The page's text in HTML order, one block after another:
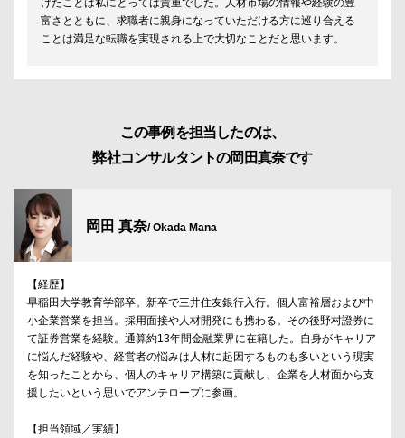
けたことは私にとっては貴重でした。人材市場の情報や経験の豊
富さとともに、求職者に親身になっていただける方に巡り合える
ことは満足な転職を実現される上で大切なことだと思います。
この事例を担当したのは、
弊社コンサルタントの岡田真奈です
岡田 真奈/ Okada Mana
【経歴】
早稲田大学教育学部卒。新卒で三井住友銀行入行。個人富裕層および中
小企業営業を担当。採用面接や人材開発にも携わる。その後野村證券に
て証券営業を経験。通算約13年間金融業界に在籍した。自身がキャリア
に悩んだ経験や、経営者の悩みは人材に起因するものも多いという現実
を知ったことから、個人のキャリア構築に貢献し、企業を人材面から支
援したいという思いでアンテロープに参画。
【担当領域／実績】